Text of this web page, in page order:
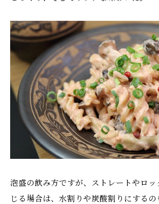
泡盛の飲み方ですが、ストレートやロッ
じる場合は、水割りや炭酸割りにする